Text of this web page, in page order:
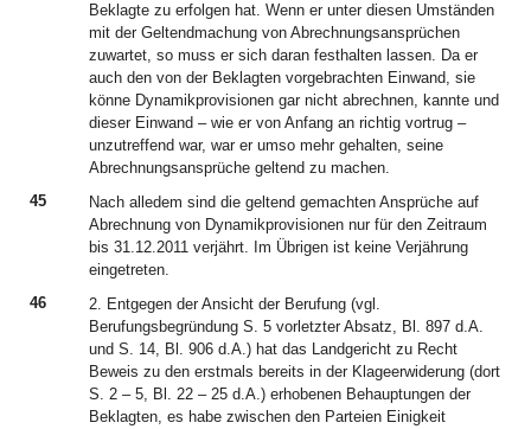
Beklagte zu erfolgen hat. Wenn er unter diesen Umständen
mit der Geltendmachung von Abrechnungsansprüchen
zuwartet, so muss er sich daran festhalten lassen. Da er
auch den von der Beklagten vorgebrachten Einwand, sie
könne Dynamikprovisionen gar nicht abrechnen, kannte und
dieser Einwand – wie er von Anfang an richtig vortrug –
unzutreffend war, war er umso mehr gehalten, seine
Abrechnungsansprüche geltend zu machen.
45
Nach alledem sind die geltend gemachten Ansprüche auf
Abrechnung von Dynamikprovisionen nur für den Zeitraum
bis 31.12.2011 verjährt. Im Übrigen ist keine Verjährung
eingetreten.
46
2. Entgegen der Ansicht der Berufung (vgl.
Berufungsbegründung S. 5 vorletzter Absatz, Bl. 897 d.A.
und S. 14, Bl. 906 d.A.) hat das Landgericht zu Recht
Beweis zu den erstmals bereits in der Klageerwiderung (dort
S. 2 – 5, Bl. 22 – 25 d.A.) erhobenen Behauptungen der
Beklagten, es habe zwischen den Parteien Einigkeit